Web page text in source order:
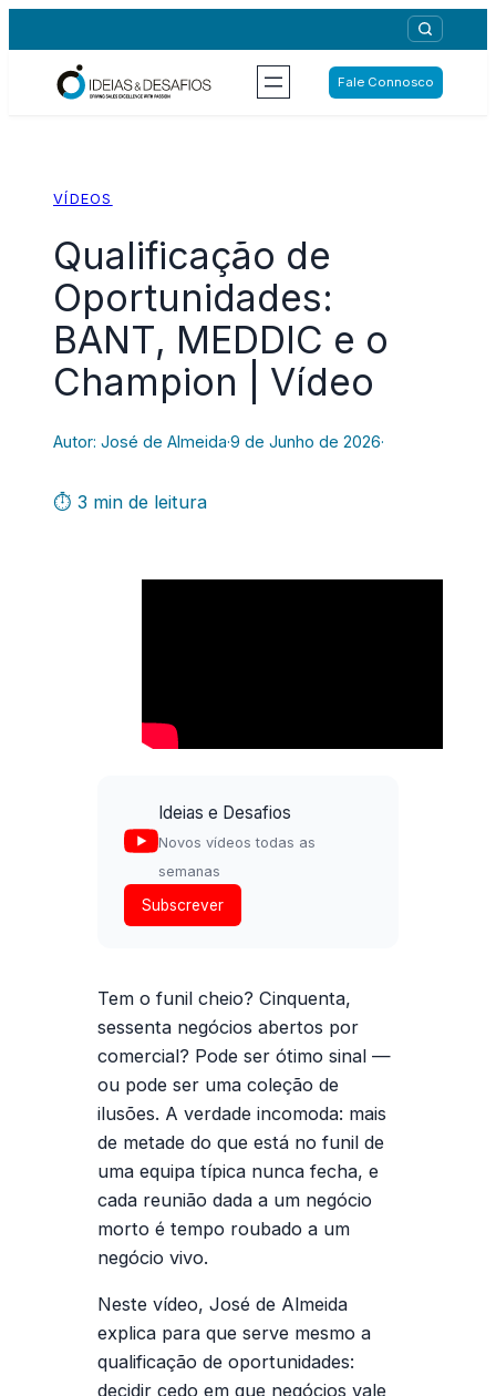
para
Fale Connosco
VÍDEOS
Qualificação de
Oportunidades:
BANT, MEDDIC e o
Champion | Vídeo
Autor: José de Almeida·9 de Junho de 2026·
⏱ 3 min de leitura
Ideias e Desafios
Novos vídeos todas as
semanas
Subscrever
Tem o funil cheio? Cinquenta,
sessenta negócios abertos por
comercial? Pode ser ótimo sinal —
ou pode ser uma coleção de
ilusões. A verdade incomoda: mais
de metade do que está no funil de
uma equipa típica nunca fecha, e
cada reunião dada a um negócio
morto é tempo roubado a um
negócio vivo.
Neste vídeo, José de Almeida
explica para que serve mesmo a
qualificação de oportunidades:
decidir cedo em que negócios vale